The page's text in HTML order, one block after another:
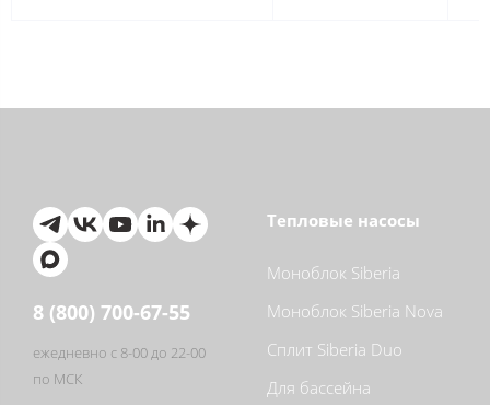
8 (800) 700-67-55
ежедневно с 8-00 до 22-00
по МСК
Тепловые насосы
Моноблок Siberia
Моноблок Siberia Nova
Сплит Siberia Duo
Для бассейна